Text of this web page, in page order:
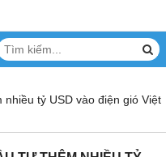
tỷ USD vào điện gió Việt